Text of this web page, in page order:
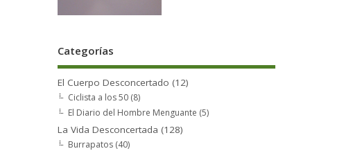
Categorías
El Cuerpo Desconcertado (12)
Ciclista a los 50 (8)
El Diario del Hombre Menguante (5)
La Vida Desconcertada (128)
Burrapatos (40)